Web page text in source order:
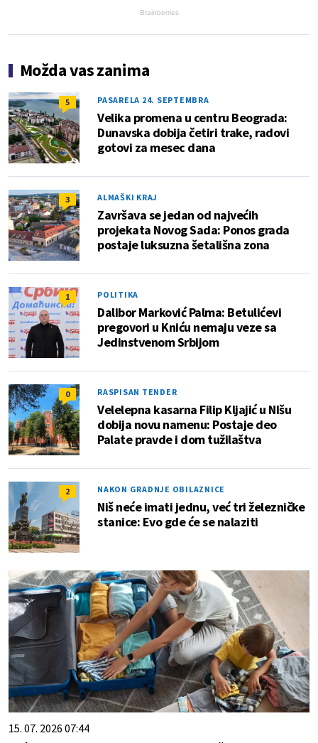
Brainberries
Možda vas zanima
5 PASARELA 24. SEPTEMBRA
Velika promena u centru Beograda:
Dunavska dobija četiri trake, radovi
gotovi za mesec dana
3 ALMAŠKI KRAJ
Završava se jedan od najvećih
projekata Novog Sada: Ponos grada
postaje luksuzna šetališna zona
1 POLITIKA
Dalibor Marković Palma: Betulićevi
pregovori u Kniću nemaju veze sa
Jedinstvenom Srbijom
0 RASPISAN TENDER
Velelepna kasarna Filip Kljajić u NIšu
dobija novu namenu: Postaje deo
Palate pravde i dom tužilaštva
2 NAKON GRADNJE OBILAZNICE
Niš neće imati jednu, već tri železničke
stanice: Evo gde će se nalaziti
15. 07. 2026 07:44